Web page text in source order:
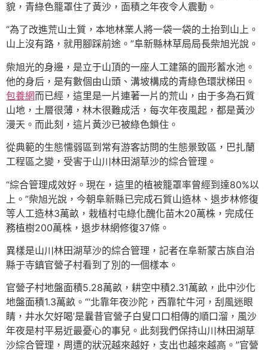
貌，青綠色籠罩住了黃沙，面積之年夜令人震動。
“為了改進荒山土質，本地林業人將一袋一袋的土抬到山上。
山上沒有路，就用腳踩前途。”阜新縣林草局局長柴旭光說。
柴旭光的身邊，是立于山頂的一座人工建築的圓形蓄水池。
他的身后，是有數個由山頭、溝坡構成的青綠色環狀梯田。
包養網而已經，這里是一片連著一片的荒山，由于多為石質
山地，土層很薄，林木很難成活，每次年夜風起，都是黃沙
漫天。而此刻，這片黃沙已被綠色鎖住。
從典範的生態懦弱區到常有游客訪問的生態景致區，巴扎蘭
工程區之變，受害于山川林田湖草沙的綜合管理。
“綜合管理成效好。現在，這里的植被籠罩率曾經到達80%以
上。”柴旭光說，今朝阜新縣已完成石質山造林、退步林修復
等人工造林3萬畝，栽植村屯綠化醜化苗木20萬株，完成任
務植樹200萬株，退步林網修復37條。
異樣是山川林田湖草沙的綜合管理，記者在阜新蒙古族自治
縣于寺鎮官營子村看到了別的一個樣本。
官營子村地盤面積5.28萬畝，耕空中積2.31萬畝，此中沙化
地盤面積1.3萬畝。“‘北靠年夜沙陀，西靠牤牛河，刮風迷眼
睛，井水欠好喝’是曩昔官營子白叟口口相傳的順口溜，風沙
年夜是村平易近最憂心的事兒。此刻我們保持山川林田湖草
沙綜合管理，周遭的狀況越來越好，支出也越來越高。”官營